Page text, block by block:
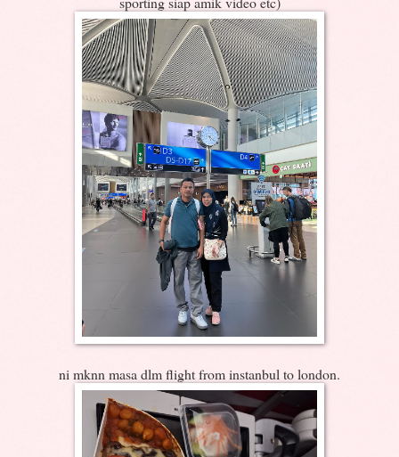
ni mknn masa dlm flight from instanbul to london.